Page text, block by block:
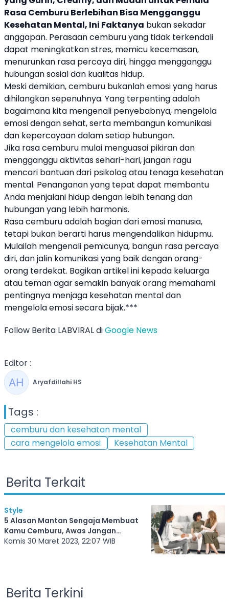
Rasa Cemburu Berlebihan Bisa Mengganggu
Kesehatan Mental, Ini Faktanya bukan sekadar
anggapan. Perasaan cemburu yang tidak terkendali
dapat meningkatkan stres, memicu kecemasan,
menurunkan rasa percaya diri, hingga mengganggu
hubungan sosial dan kualitas hidup.
Meski demikian, cemburu bukanlah emosi yang harus
dihilangkan sepenuhnya. Yang terpenting adalah
bagaimana kita mengenali penyebabnya, mengelola
emosi dengan sehat, serta membangun komunikasi
dan kepercayaan dalam setiap hubungan.
Jika rasa cemburu mulai menguasai pikiran dan
mengganggu aktivitas sehari-hari, jangan ragu
mencari bantuan dari psikolog atau tenaga kesehatan
mental. Penanganan yang tepat dapat membantu
Anda menjalani hidup dengan lebih tenang dan
hubungan yang lebih harmonis.
Rasa cemburu adalah bagian dari emosi manusia,
tetapi bukan berarti harus mengendalikan hidupmu.
Mulailah mengenali pemicunya, bangun rasa percaya
diri, dan jalin komunikasi yang baik dengan orang-
orang terdekat. Bagikan artikel ini kepada keluarga
atau teman agar semakin banyak orang memahami
pentingnya menjaga kesehatan mental dan
mengelola emosi secara bijak.***
Follow Berita LABVIRAL diGoogle News
Editor :
Aryafdillahi HS
Tags :
cemburu dan kesehatan mental
cara mengelola emosi
Kesehatan Mental
Berita Terkait
Style
5 Alasan Mantan Sengaja Membuat
Kamu Cemburu, Awas Jangan
Terpancing!
Kamis 30 Maret 2023, 22:07 WIB
Berita Terkini